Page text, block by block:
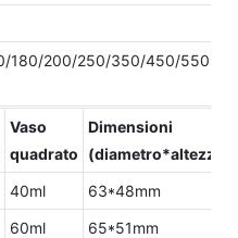
180/200/250/350/450/550.
Vaso
quadrato
Dimensioni
(diametro*altezza)
40ml
63*48mm
60ml
65*51mm